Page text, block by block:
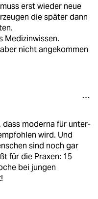
erst wieder neue
die später dann
Medizinwissen.
nicht angekommen
moderna für unter-
wird. Und
sind noch gar
für die Praxen: 15
bei jungen